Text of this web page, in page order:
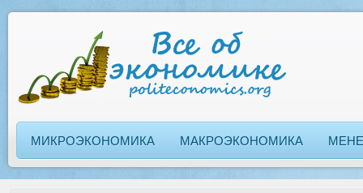
МИКРОЭКОНОМИКА МАКРОЭКОНОМИКА